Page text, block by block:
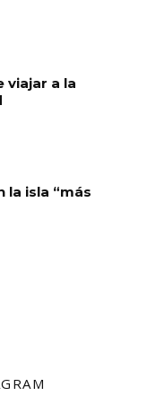
viajar a la
la isla “más